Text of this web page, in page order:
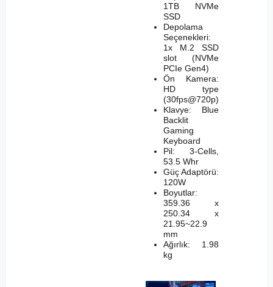
1TB NVMe
SSD
Depolama
Seçenekleri:
1x M.2 SSD
slot (NVMe
PCIe Gen4)
Ön Kamera:
HD type
(30fps@720p)
Klavye: Blue
Backlit
Gaming
Keyboard
Pil: 3-Cells,
53.5 Whr
Güç Adaptörü:
120W
Boyutlar:
359.36 x
250.34 x
21.95~22.9
mm
Ağırlık: 1.98
kg